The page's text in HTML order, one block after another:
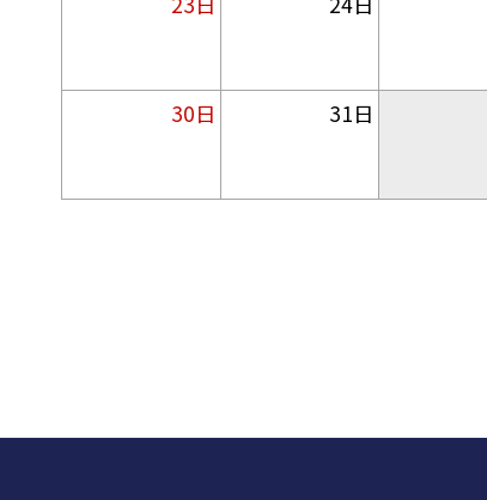
30日 31日